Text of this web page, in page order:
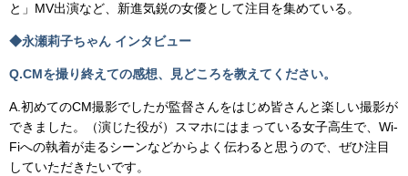
と」MV出演など、新進気鋭の女優として注目を集めている。
◆永瀬莉子ちゃん インタビュー
Q.CMを撮り終えての感想、見どころを教えてください。
A.初めてのCM撮影でしたが監督さんをはじめ皆さんと楽しい撮影が
できました。（演じた役が）スマホにはまっている女子高生で、Wi-
Fiへの執着が走るシーンなどからよく伝わると思うので、ぜひ注目
していただきたいです。